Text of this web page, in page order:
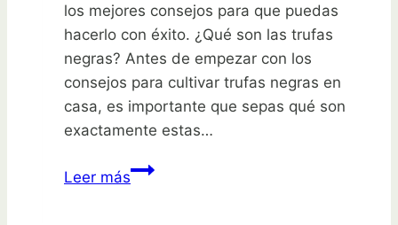
los mejores consejos para que puedas
hacerlo con éxito. ¿Qué son las trufas
negras? Antes de empezar con los
consejos para cultivar trufas negras en
casa, es importante que sepas qué son
exactamente estas…
Leer másCultiva